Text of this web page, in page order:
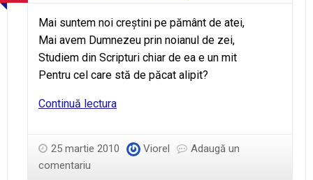
Mai suntem noi creştini pe pământ de atei,
Mai avem Dumnezeu prin noianul de zei,
Studiem din Scripturi chiar de ea e un mit
Pentru cel care stă de păcat alipit?
Continuă lecturaAsemeni
25 martie 2010 Viorel
Adaugă un
comentariu